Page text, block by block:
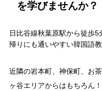
を学びませんか？
日比谷線秋葉原駅から徒歩
帰りにも通いやすい韓国語
近隣の岩本町、神保町、お
ヶ谷エリアからはもちろん！